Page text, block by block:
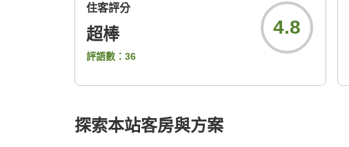
住客評分
超棒
評語數： 36
4.8
探索本站客房與方案